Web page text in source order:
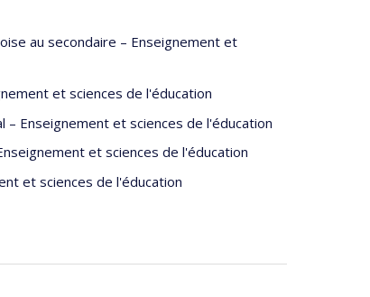
au secondaire – Enseignement et
et sciences de l'éducation
Enseignement et sciences de l'éducation
et sciences de l'éducation
et sciences de l'éducation